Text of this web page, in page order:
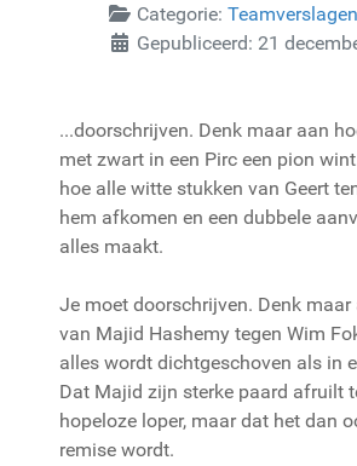
Categorie: Teamverslagen
Gepubliceerd: 21
...doorschrijven. Denk maar aan
met zwart in een Pirc een pion
hoe alle witte stukken van Geert
hem afkomen en een dubbele
alles maakt.
Je moet doorschrijven. Denk maar
van Majid Hashemy tegen Wim
alles wordt dichtgeschoven als in
Dat Majid zijn sterke paard afruilt
hopeloze loper, maar dat het dan
remise wordt.